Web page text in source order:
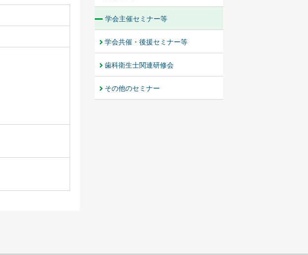
学会主催セミナー等
学会共催・後援セミナー等
歯科衛生士関連研修会
その他のセミナー